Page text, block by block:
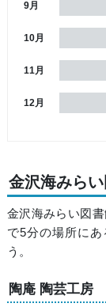
9月
10月
11月
12月
金沢海みら
金沢海みらい図
で5分の場所にあ
う。
陶庵 陶芸工房